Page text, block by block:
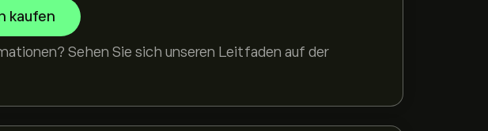
kaufen
Sehen Sie sich unseren Leitfaden auf der